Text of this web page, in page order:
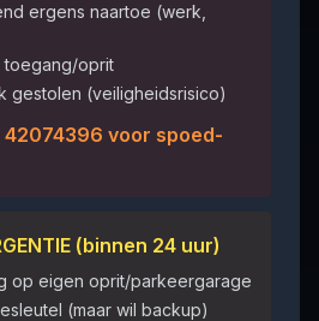
ergens naartoe (werk,
toegang/oprit
gestolen (veiligheidsrisico)
voor spoed-
(binnen 24 uur)
op eigen oprit/parkeergarage
(maar wil backup)